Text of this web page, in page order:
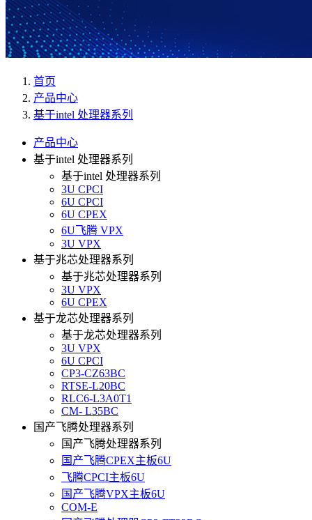
首页
产品中心
基于intel 处理器系列
产品中心
基于intel 处理器系列
基于intel 处理器系列
3U CPCI
6U CPCI
6U CPEX
6U飞腾 VPX
3U VPX
基于兆芯处理器系列
基于兆芯处理器系列
3U VPX
6U CPEX
基于龙芯处理器系列
基于龙芯处理器系列
3U VPX
6U CPCI
CP3-CZ63BC
RTSE-L20BC
RLC6-L3A0T1
CM- L35BC
国产飞腾处理器系列
国产飞腾处理器系列
国产飞腾CPEX主板6U
飞腾CPCI主板6U
国产飞腾VPX主板6U
COM-E